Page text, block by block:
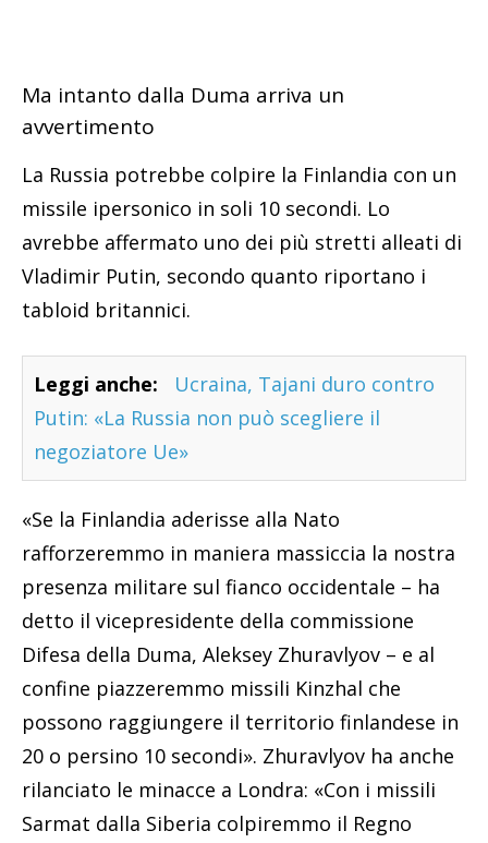
Ma intanto dalla Duma arriva un
avvertimento
La Russia potrebbe colpire la Finlandia con un
missile ipersonico in soli 10 secondi. Lo
avrebbe affermato uno dei più stretti alleati di
Vladimir Putin, secondo quanto riportano i
tabloid britannici.
Leggi anche:
Ucraina, Tajani duro contro
Putin: «La Russia non può scegliere il
negoziatore Ue»
«Se la Finlandia aderisse alla Nato
rafforzeremmo in maniera massiccia la nostra
presenza militare sul fianco occidentale – ha
detto il vicepresidente della commissione
Difesa della Duma, Aleksey Zhuravlyov – e al
confine piazzeremmo missili Kinzhal che
possono raggiungere il territorio finlandese in
20 o persino 10 secondi». Zhuravlyov ha anche
rilanciato le minacce a Londra: «Con i missili
Sarmat dalla Siberia colpiremmo il Regno